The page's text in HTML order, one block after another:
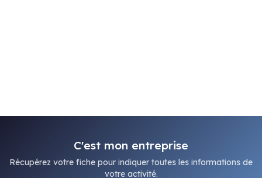
C'est mon entreprise
Récupérez votre fiche pour indiquer toutes les informations de
votre activité.